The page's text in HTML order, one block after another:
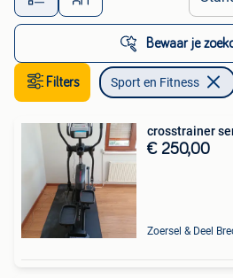
Bewaar je
Filters Sport en Fitness
crosstrainer
€ 250,00
Zoersel & Deel